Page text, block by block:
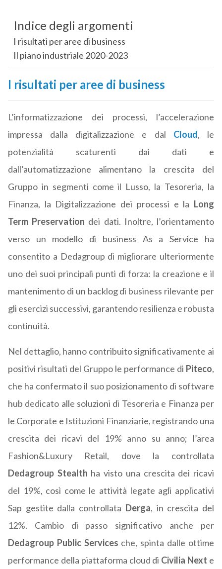
Indice degli argomenti
I risultati per aree di business
Il piano industriale 2020-2023
I risultati per aree di business
L’informatizzazione dei processi, l’accelerazione
impressa dalla digitalizzazione e dal Cloud, le
potenzialità scaturenti dai dati e
dall’automatizzazione alimentano la crescita del
Gruppo in segmenti come il Lusso, la Tesoreria, la
Finanza, la Digitalizzazione dei processi e la Long
Term Preservation dei dati. Inoltre, l’orientamento
verso un modello di business As a Service ha
consentito a Dedagroup di migliorare ulteriormente
uno dei suoi principali punti di forza: la creazione e il
mantenimento di un backlog di business rilevante per
gli esercizi successivi, garantendo resilienza e robusta
continuità.
Nel dettaglio, hanno contribuito significativamente ai
positivi risultati del Gruppo le performance di Piteco,
che ha confermato il suo posizionamento di software
hub dedicato alle soluzioni di Tesoreria e Finanza per
le Corporate e Istituzioni Finanziarie, registrando una
crescita dei ricavi del 19% anno su anno; l’area
Fashion&Luxury Retail, dove la controllata
Dedagroup Stealth ha visto una crescita dei ricavi
del 19%, così come le attività legate agli applicativi
Sap gestite dalla controllata Derga, in crescita del
12%. Cambio di passo significativo anche per
Dedagroup Public Services che, spinta dalle ottime
performance della piattaforma cloud di Civilia Next e